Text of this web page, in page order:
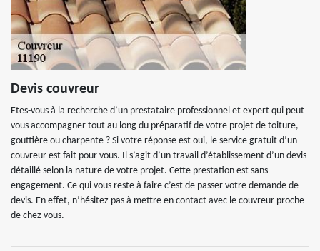
Devis couvreur
Etes-vous à la recherche d’un prestataire professionnel et expert qui peut
vous accompagner tout au long du préparatif de votre projet de toiture,
gouttière ou charpente ? Si votre réponse est oui, le service gratuit d’un
couvreur est fait pour vous. Il s’agit d’un travail d’établissement d’un devis
détaillé selon la nature de votre projet. Cette prestation est sans
engagement. Ce qui vous reste à faire c’est de passer votre demande de
devis. En effet, n’hésitez pas à mettre en contact avec le couvreur proche
de chez vous.